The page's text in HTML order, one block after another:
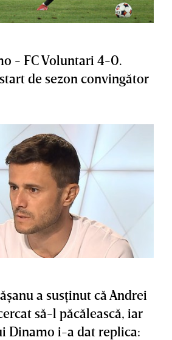
- FC Voluntari 4-0.
de sezon convingător
a susţinut că Andrei
să-l păcălească, iar
Dinamo i-a dat replica: